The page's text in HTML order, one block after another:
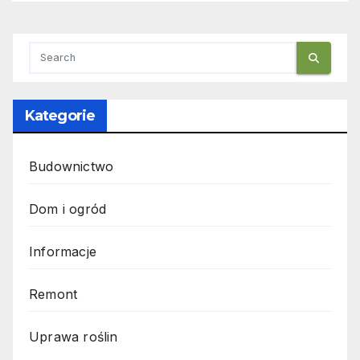
Kategorie
Budownictwo
Dom i ogród
Informacje
Remont
Uprawa roślin